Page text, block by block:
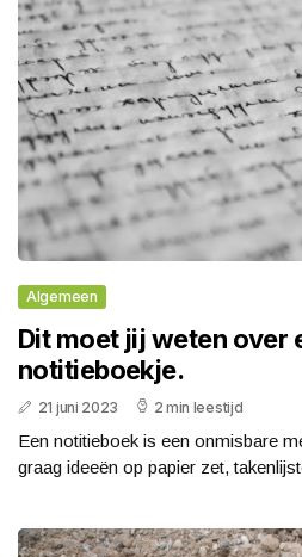
Algemeen
Dit moet jij weten over
notitieboekje.
21 juni 2023 2 min leestijd
Een notitieboek is een onmisbare
graag ideeën op papier zet,